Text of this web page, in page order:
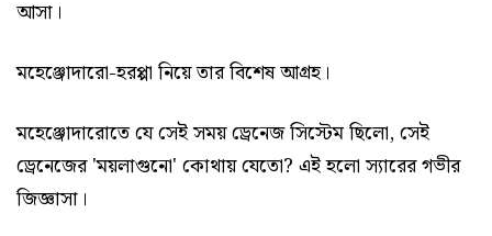
আসা।
মহেঞ্জোদারো-হরপ্পা নিয়ে তার বিশেষ আগ্রহ।
মহেঞ্জোদারোতে যে সেই সময় ড্রেনেজ সিস্টেম ছিলো, সেই
ড্রেনেজের 'ময়লাগুনো' কোথায় যেতো? এই হলো স্যারের গভীর
জিজ্ঞাসা।